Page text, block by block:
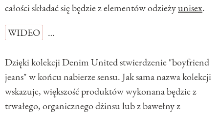
całości składać się będzie z elementów odzieżyunisex.
WIDEO
…
Dzięki kolekcji Denim United stwierdzenie "boyfriend
jeans" w końcu nabierze sensu. Jak sama nazwa kolekcji
wskazuje, większość produktów wykonana będzie z
trwałego, organicznego dżinsu lub z bawełny z